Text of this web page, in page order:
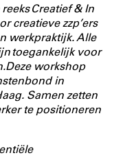
Creatief & In
creatieve zzp’ers
werkpraktijk. Alle
toegankelijk voor
workshop
in
. Samen zetten
te positioneren